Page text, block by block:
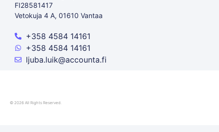
FI28581417
Vetokuja 4 A, 01610 Vantaa
+358 4584 14161
+358 4584 14161
ljuba.luik@accounta.fi
© 2026 All Rights Reserved.